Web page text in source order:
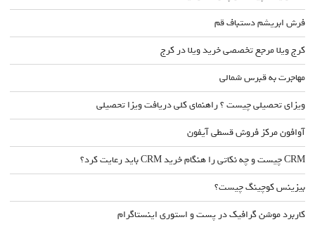
فرش ابریشم دستباف قم
کرج ویلا مرجع تخصصی خرید ویلا در کرج
مهاجرت به قبرس شمالی
ویزای تحصیلی چیست ؟ راهنمای کلی دریافت ویزا تحصیلی
آوافون مرکز فروش قسطی آیفون
CRM چیست و چه نکاتی را هنگام خرید CRM باید رعایت کرد؟
بیزینس کوچینگ چیست؟
کاربرد موشن گرافیک در پست و استوری اینستاگرام